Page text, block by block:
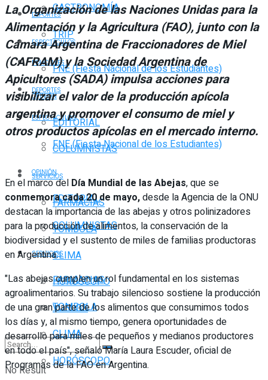
DEPORTES
ESPECTÁCULOS
FNE (Fiesta Nacional de los Estudiantes)
OPINIÓN
EDITORIAL
COLUMNISTAS
SERVICIOS
FARMACIAS
TOMBOLA
CLIMA
HORÓSCOPO
VUELOS
No Result
GASTRONOMÍA
TRIP
POLICIALES
DEPORTES
ESPECTÁCULOS
FNE (Fiesta Nacional de los Estudiantes)
OPINIÓN
EDITORIAL
COLUMNISTAS
SERVICIOS
FARMACIAS
TOMBOLA
CLIMA
HORÓSCOPO
La Organización de las Naciones Unidas para la
Alimentación y la Agricultura (FAO), junto con la
Cámara Argentina de Fraccionadores de Miel
(CAFRAM) y la Sociedad Argentina de
Apicultores (SADA) impulsa acciones para
visibilizar el valor de la producción apícola
argentina y promover el consumo de miel y
otros productos apícolas en el mercado interno.
En el marco del Día Mundial de las Abejas, que se
conmemora cada 20 de mayo,desde la Agencia de la ONU
destacan la importancia de las abejas y otros polinizadores
para la producción de alimentos, la conservación de la
biodiversidad y el sustento de miles de familias productoras
en Argentina.
"Las abejas cumplen un rol fundamental en los sistemas
agroalimentarios. Su trabajo silencioso sostiene la producción
de una gran parte de los alimentos que consumimos todos
los días y, al mismo tiempo, genera oportunidades de
desarrollo para miles de pequeños y medianos productores
en todo el país", señaló María Laura Escuder, oficial de
Programas de la FAO en Argentina.